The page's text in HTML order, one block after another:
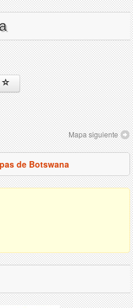
Mapa siguiente
de Botswana